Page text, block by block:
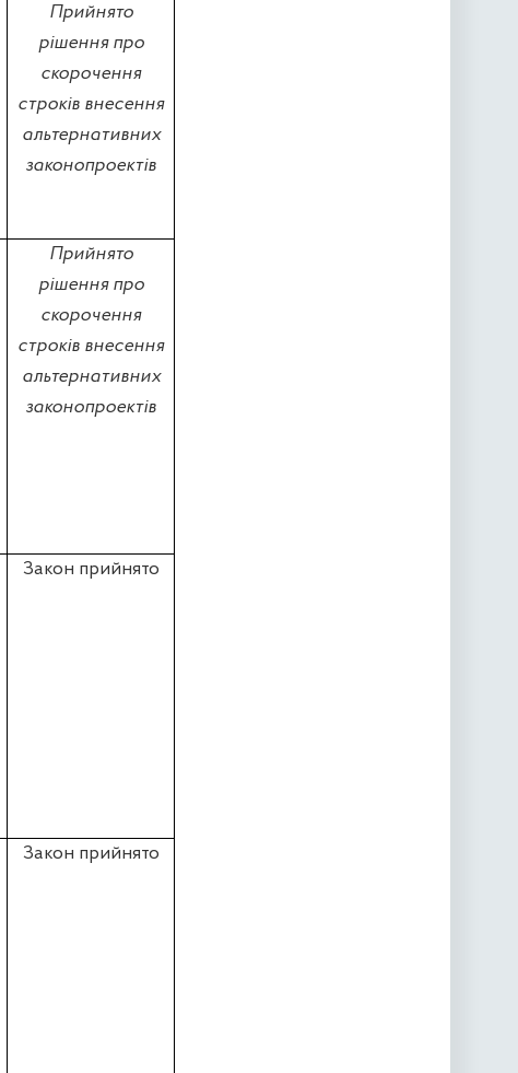
Прийнято
рішення про
скорочення
строків внесення
альтернативних
законопроектів
Прийнято
рішення про
скорочення
строків внесення
альтернативних
законопроектів
Закон прийнято
Закон прийнято